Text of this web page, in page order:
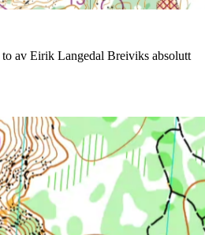
av Eirik Langedal Breiviks absolutt